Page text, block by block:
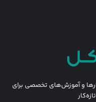
و آموزش‌های تخصصی برای